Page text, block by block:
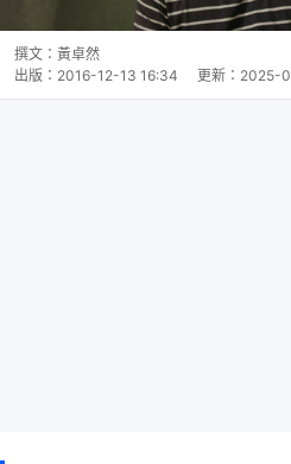
撰文： 黃卓然
出版： 2016-12-13 16:34 更新： 2025-